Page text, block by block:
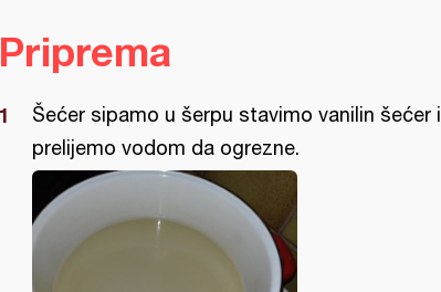
Priprema
Šećer sipamo u šerpu stavimo vanilin šećer i
prelijemo vodom da ogrezne.